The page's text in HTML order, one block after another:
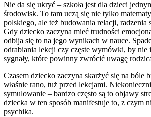
Nie da się ukryć – szkoła jest dla dzieci
środowisk. To tam uczą się nie tylko
polskiego, ale też budowania relacji, radzenia
Gdy dziecko zaczyna mieć trudności
odbija się to na jego wynikach w nauce.
odrabiania lekcji czy częste wymówki, by nie
sygnały, które powinny zwrócić uwagę
Czasem dziecko zaczyna skarżyć się na bóle
właśnie rano, tuż przed lekcjami.
symulowanie – bardzo często są to objawy
dziecka w ten sposób manifestuje to, z czym
psychika.